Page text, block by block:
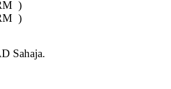
)
)
Sahaja.